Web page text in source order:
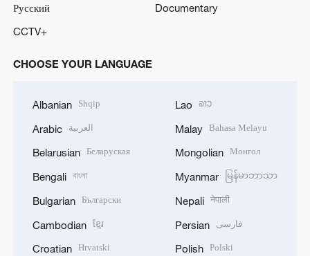
Русский
Documentary
CCTV+
CHOOSE YOUR LANGUAGE
Albanian Shqip
Arabic العربية
Belarusian Беларуская
Bengali বাংলা
Bulgarian Български
Cambodian ខ្មែរ
Croatian Hrvatski
Lao ລາວ
Malay Bahasa Melayu
Mongolian Монгол
Myanmar မြန်မာဘာသာ
Nepali नेपाली
Persian فارسی
Polish Polski